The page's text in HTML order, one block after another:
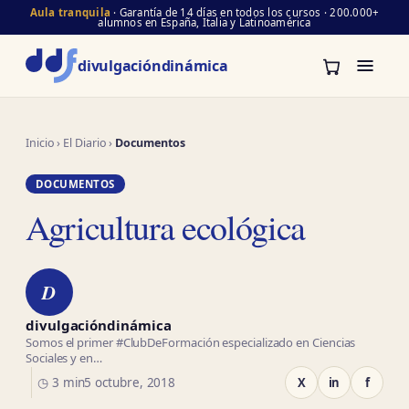
Aula tranquila · Garantía de 14 días en todos los cursos · 200.000+
alumnos en España, Italia y Latinoamérica
divulgacióndinámica
Inicio› El Diario› Documentos
DOCUMENTOS
Agricultura ecológica
D
divulgacióndinámica
Somos el primer #ClubDeFormación especializado en Ciencias
Sociales y en…
◷ 3 min5 octubre, 2018 X in f